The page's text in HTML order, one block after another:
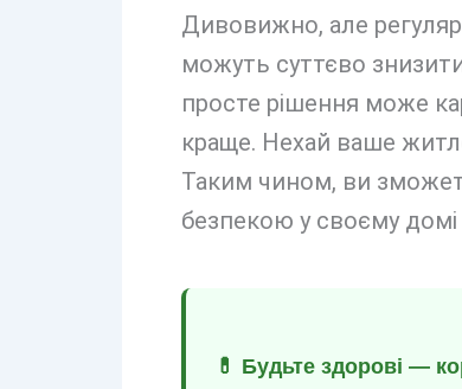
Дивовижно, але
можуть суттєво
просте рішення може
краще. Нехай ваше
Таким чином, ви
безпекою у своєму
💊 Будьте здорові —